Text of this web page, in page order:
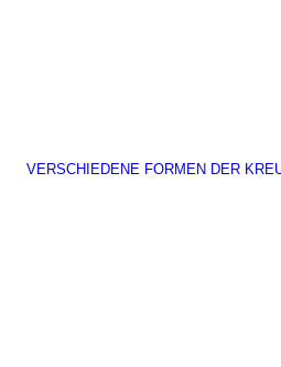
VERSCHIEDENE FORMEN DER